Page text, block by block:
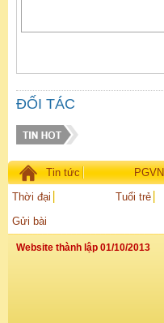
ĐỐI TÁC
Tin tức PGVN
Thời đại
Tuổi trẻ
Gửi bài
Website thành lập 01/10/2013